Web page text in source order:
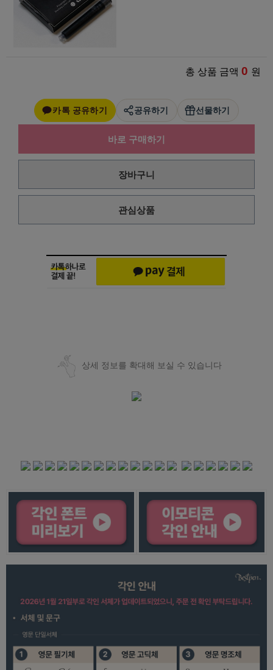
총 상품 금액 0 원
카톡 공유하기 공유하기 선물하기
바로 구매하기
장바구니
관심상품
상세 정보를 확대해 보실 수 있습니다